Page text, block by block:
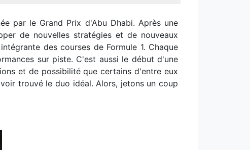
par le Grand Prix d'Abu Dhabi. Après une
de nouvelles stratégies et de nouveaux
des courses de Formule 1. Chaque
sur piste. C'est aussi le début d'une
et de possibilité que certains d'entre eux
trouvé le duo idéal. Alors, jetons un coup